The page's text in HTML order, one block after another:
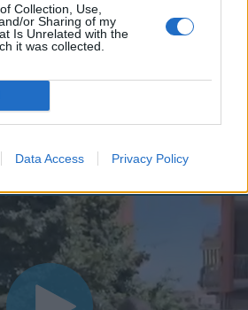
Collection, Use,
or Sharing of my
Is Unrelated with the
it was collected.
Data Access Privacy Policy